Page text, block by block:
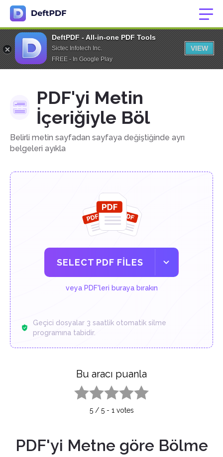
DeftPDF - All-in-one PDF Tools
Sictec Infotech Inc.
FREE - In Google Play
VIEW
PDF'yi Metin
İçeriğiyle Böl
Belirli metin sayfadan sayfaya değiştiğinde ayrı
belgeleri ayıkla
SELECT PDF FILES
veya PDF'leri buraya bırakın
Geçici dosyalar 3 saatlik otomatik silme
programına tabidir.
Bu aracı puanla
5/ 5- 1 votes
PDF'yi Metne göre Bölme